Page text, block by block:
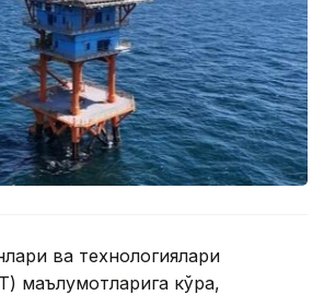
ва технологиялари
маълумотларига кўра,